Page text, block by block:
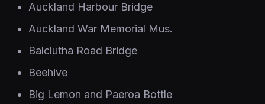
Auckland Harbour Bridge
Auckland War Memorial Mus.
Balclutha Road Bridge
Beehive
Big Lemon and Paeroa Bottle